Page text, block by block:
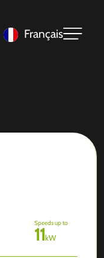
Français
Speeds up to
11kW